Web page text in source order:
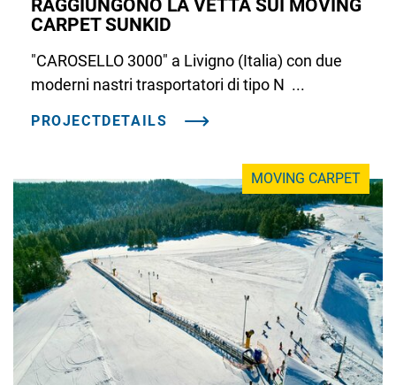
RAGGIUNGONO LA VETTA SUI MOVING
CARPET SUNKID
"CAROSELLO 3000" a Livigno (Italia) con due
moderni nastri trasportatori di tipo N ...
PROJECTDETAILS
MOVING CARPET